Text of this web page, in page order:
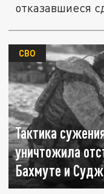
отказавшиеся
Тактика
уничтожила
Бахмуте и
СВО